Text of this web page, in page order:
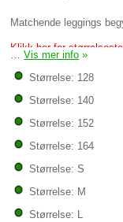
Matchende leggings
…Vis mer info »
Klikk her for
Størrelse: 128
Størrelse: 140
Størrelse: 152
Størrelse: 164
Størrelse: S
Størrelse: M
Størrelse: L